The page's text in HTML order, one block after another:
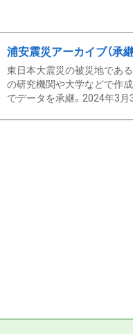
浦安震災アーカイブ（承継
東日本大震災の被災地であ
の研究機関や大学などで作
でデータを承継。2024年3月